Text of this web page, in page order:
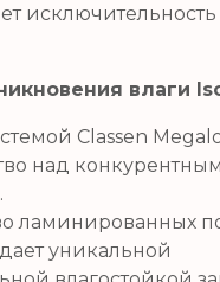
исключительность
влаги
Classen
над
ламинированных
уникальной